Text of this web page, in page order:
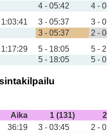
4 - 05:42
4 -
1:03:41 3 - 05:37
3 -
3 - 05:37
2 -
1:17:29 5 - 18:05
5 -
5 - 18:05
5 -
Aika 1 (131)
2
36:19 3 - 03:45
2 -